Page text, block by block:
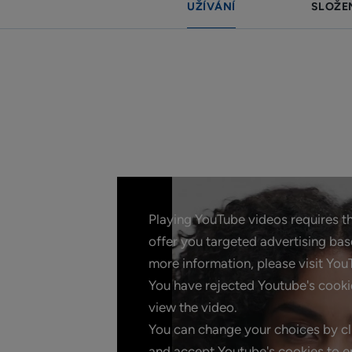
UŽÍVÁNÍ
Playing YouTube videos requires
offer you targeted advertising
more information, please visit
You have rejected Youtube's
view the video.
You can change your choices by